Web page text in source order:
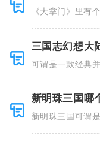
《大掌门》里有
三国志幻想大
可谓是一款经典
新明珠三国哪
新明珠三国可谓